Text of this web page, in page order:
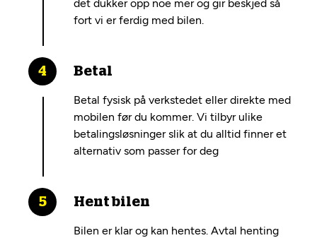
det dukker opp noe mer og gir beskjed så
fort vi er ferdig med bilen.
Betal
Betal fysisk på verkstedet eller direkte med
mobilen før du kommer. Vi tilbyr ulike
betalingsløsninger slik at du alltid finner et
alternativ som passer for deg
Hent bilen
Bilen er klar og kan hentes. Avtal henting